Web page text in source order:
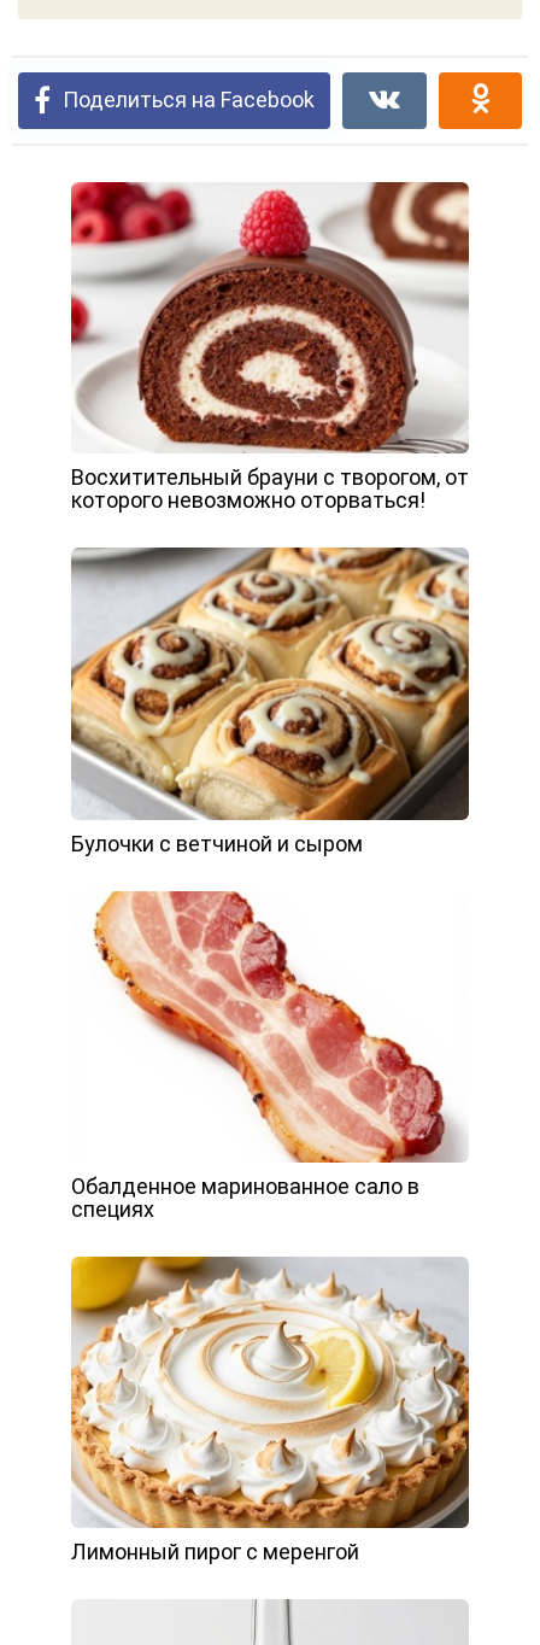
Поделиться на Facebook
Восхитительный брауни с творогом, от
которого невозможно оторваться!
Булочки с ветчиной и сыром
Обалденное маринованное сало в
специях
Лимонный пирог с меренгой